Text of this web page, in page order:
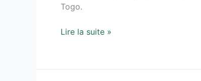
Togo.
Lire la suite »